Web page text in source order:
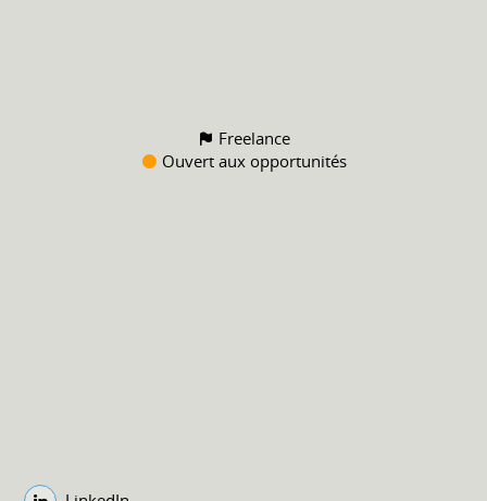
Freelance
Ouvert aux opportunités